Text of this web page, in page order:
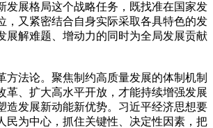
发展格局这个战略任务，既找准在国家发
，又紧密结合自身实际采取各具特色的发
展解难题、增动力的同时为全局发展贡献
法论。聚焦制约高质量发展的体制机制
革、扩大高水平开放，才能持续增强发展
造发展新动能新优势。习近平经济思想要
民为中心，抓住关键性、决定性因素，把